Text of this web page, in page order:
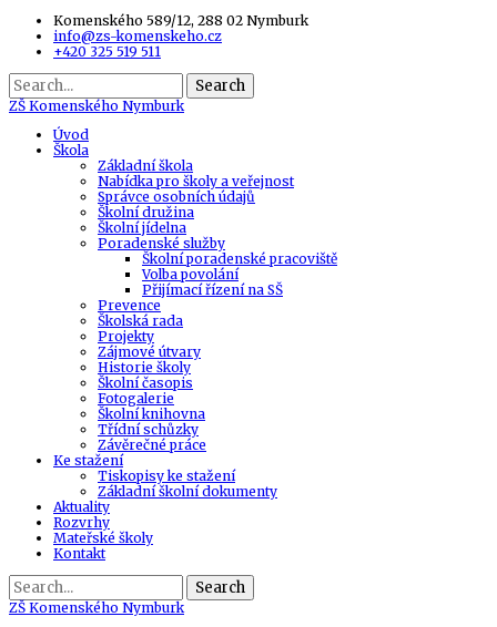
Komenského 589/12, 288 02 Nymburk
info@zs-komenskeho.cz
+420 325 519 511
Search
ZŠ Komenského Nymburk
Úvod
Škola
Základní škola
Nabídka pro školy a veřejnost
Správce osobních údajů
Školní družina
Školní jídelna
Poradenské služby
Školní poradenské pracoviště
Volba povolání
Přijímací řízení na SŠ
Prevence
Školská rada
Projekty
Zájmové útvary
Historie školy
Školní časopis
Fotogalerie
Školní knihovna
Třídní schůzky
Závěrečné práce
Ke stažení
Tiskopisy ke stažení
Základní školní dokumenty
Aktuality
Rozvrhy
Mateřské školy
Kontakt
Search
ZŠ Komenského Nymburk